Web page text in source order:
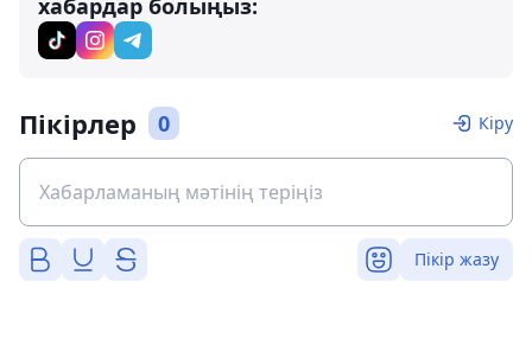
хабардар болыңыз:
Пікірлер 0 Кіру
Пікір жазу